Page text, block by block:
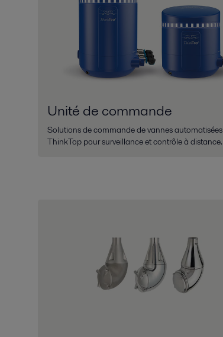
Unité de commande
Solutions de commande de vannes automatisées
ThinkTop pour surveillance et contrôle à distance.